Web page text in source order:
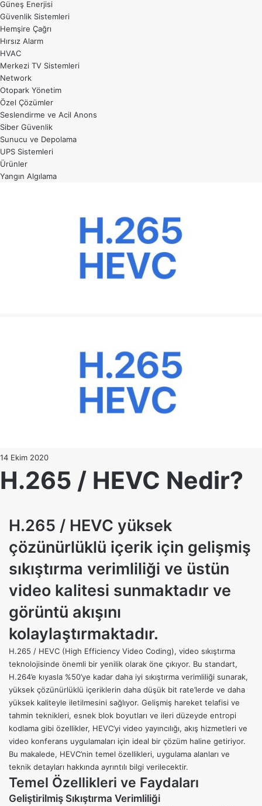
Güneş Enerjisi
Güvenlik Sistemleri
Hemşire Çağrı
Hırsız Alarm
HVAC
Merkezi TV Sistemleri
Network
Otopark Yönetim
Özel Çözümler
Seslendirme ve Acil Anons
Siber Güvenlik
Sunucu ve Depolama
UPS Sistemleri
Ürünler
Yangın Algılama
14 Ekim 2020
H.265 / HEVC Nedir?
H.265 / HEVC yüksek
çözünürlüklü içerik için gelişmiş
sıkıştırma verimliliği ve üstün
video kalitesi sunmaktadır ve
görüntü akışını
kolaylaştırmaktadır.
H.265 / HEVC (High Efficiency Video Coding), video sıkıştırma
teknolojisinde önemli bir yenilik olarak öne çıkıyor. Bu standart,
H.264’e kıyasla %50’ye kadar daha iyi sıkıştırma verimliliği sunarak,
yüksek çözünürlüklü içeriklerin daha düşük bit rate’lerde ve daha
yüksek kaliteyle iletilmesini sağlıyor. Gelişmiş hareket telafisi ve
tahmin teknikleri, esnek blok boyutları ve ileri düzeyde entropi
kodlama gibi özellikler, HEVC’yi video yayıncılığı, akış hizmetleri ve
video konferans uygulamaları için ideal bir çözüm haline getiriyor.
Bu makalede, HEVC’nin temel özellikleri, uygulama alanları ve
teknik detayları hakkında ayrıntılı bilgi verilecektir.
Temel Özellikleri ve Faydaları
Geliştirilmiş Sıkıştırma Verimliliği